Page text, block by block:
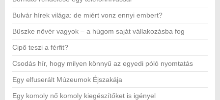
Bulvár hírek világa: de miért vonz ennyi embert?
Büszke nővér vagyok – a húgom saját vállakozásba fog
Cipő teszi a férfit?
Csodás hír, hogy milyen könnyű az egyedi póló nyomtatás
Egy elfuserált Múzeumok Éjszakája
Egy komoly nő komoly kiegészítőket is igényel